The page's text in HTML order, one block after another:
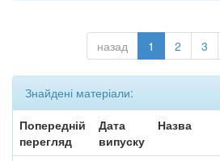
назад 1 2 3
Знайдені матеріали:
Попередній
перегляд
Дата
випуску
Назва